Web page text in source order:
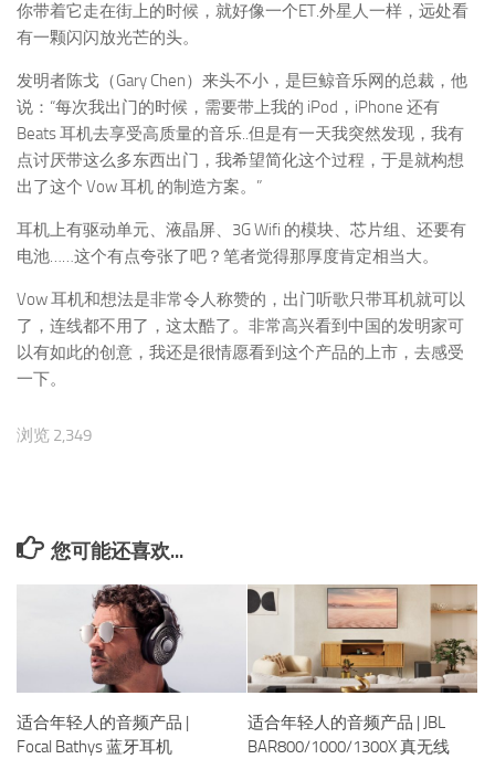
你带着它走在街上的时候，就好像一个ET.外星人一样，远处看
有一颗闪闪放光芒的头。
发明者陈戈（Gary Chen）来头不小，是巨鲸音乐网的总裁，他
说：“每次我出门的时候，需要带上我的 iPod，iPhone 还有
Beats 耳机去享受高质量的音乐..但是有一天我突然发现，我有
点讨厌带这么多东西出门，我希望简化这个过程，于是就构想
出了这个 Vow 耳机 的制造方案。”
耳机上有驱动单元、液晶屏、3G Wifi 的模块、芯片组、还要有
电池……这个有点夸张了吧？笔者觉得那厚度肯定相当大。
Vow 耳机和想法是非常令人称赞的，出门听歌只带耳机就可以
了，连线都不用了，这太酷了。非常高兴看到中国的发明家可
以有如此的创意，我还是很情愿看到这个产品的上市，去感受
一下。
浏览 2,349
您可能还喜欢...
适合年轻人的音频产品 |
Focal Bathys 蓝牙耳机
适合年轻人的音频产品 | JBL
BAR800/1000/1300X 真无线